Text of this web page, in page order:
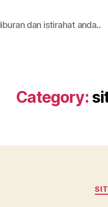
dan istirahat anda..
Category: